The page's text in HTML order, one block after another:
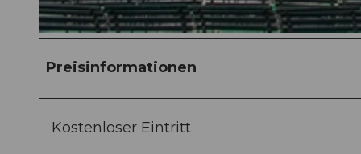
© Guidle.com
Preisinformationen
Kostenloser Eintritt